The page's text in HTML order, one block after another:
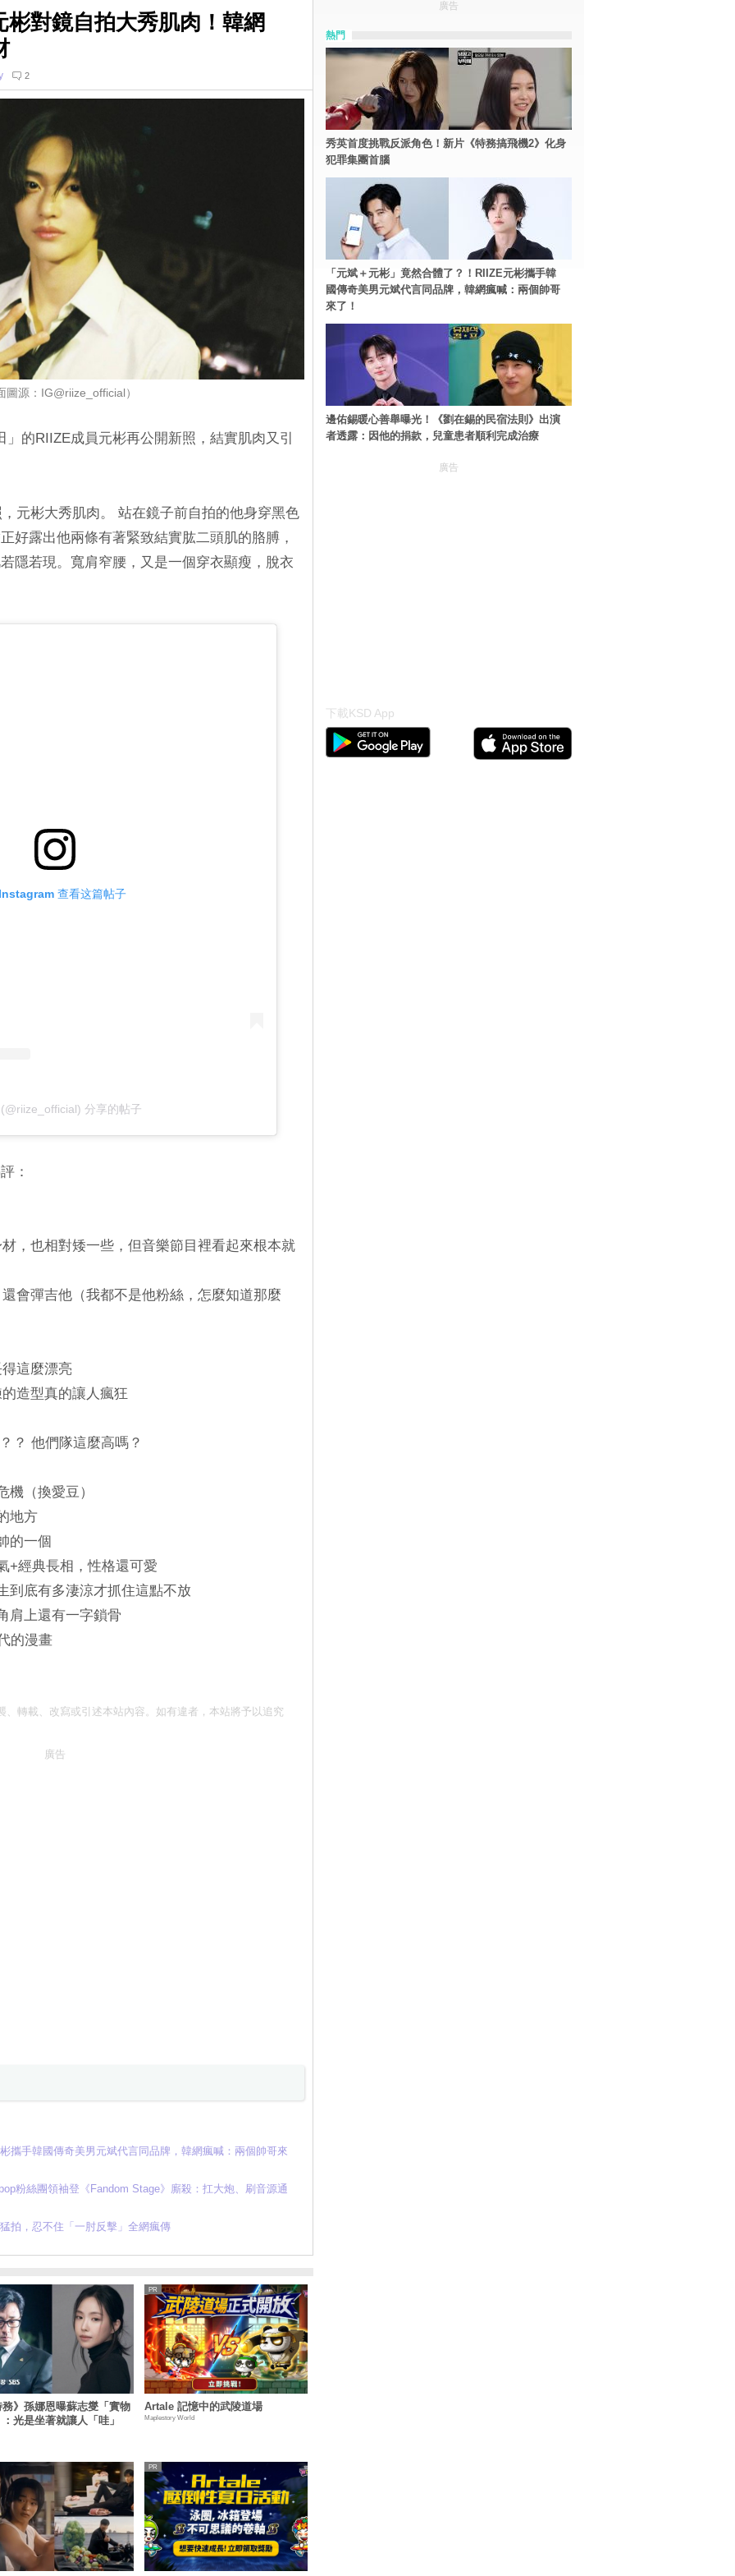
對鏡自拍大秀肌肉！韓網
2
圖源：IG@riize_official）
的RIIZE成員元彬再公開新照，結實肌肉又引
元彬大秀肌肉。 站在鏡子前自拍的他身穿黑色
好露出他兩條有著緊致結實肱二頭肌的胳膊，
隱若現。寬肩窄腰，又是一個穿衣顯瘦，脫衣
查看这篇帖子
分享的帖子
：
，也相對矮一些，但音樂節目裡看起來根本就
會彈吉他（我都不是他粉絲，怎麼知道那麼
這麼漂亮
造型真的讓人瘋狂
？ 他們隊這麼高嗎？
（換愛豆）
地方
的一個
+經典長相，性格還可愛
到底有多淒涼才抓住這點不放
肩上還有一字鎖骨
的漫畫
轉載、改寫或引述本站內容。如有違者，本站將予以追究
廣告
攜手韓國傳奇美男元斌代言同品牌，韓網瘋喊：兩個帥哥來
粉絲團領袖登《Fandom Stage》廝殺：扛大炮、刷音源通
拍，忍不住「一肘反擊」全網瘋傳
》孫娜恩曝蘇志燮「實物
光是坐著就讓人「哇」
Artale 記憶中的武陵道場
Maplestory World
廣告
熱門
秀英首度挑戰反派角色！新片《特務搞飛機2》化身
犯罪集團首腦
「元斌＋元彬」竟然合體了？！RIIZE元彬攜手韓
國傳奇美男元斌代言同品牌，韓網瘋喊：兩個帥哥
來了！
邊佑錫暖心善舉曝光！《劉在錫的民宿法則》出演
者透露：因他的捐款，兒童患者順利完成治療
廣告
下載KSD App